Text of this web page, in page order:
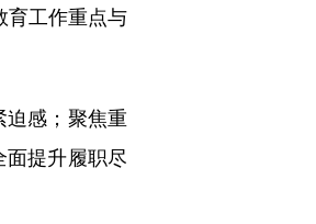
工作重点与
感；聚焦重
提升履职尽